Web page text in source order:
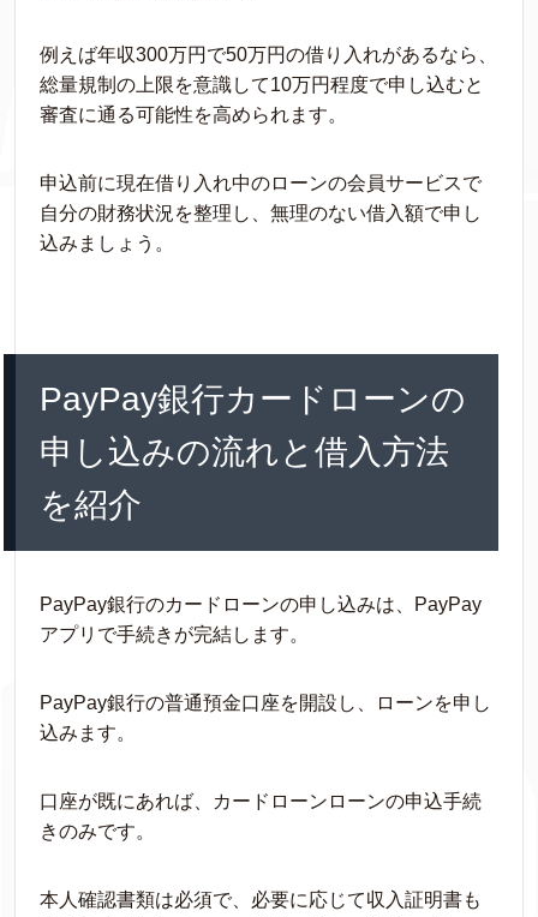
例えば年収300万円で50万円の借り入れがあるなら、
総量規制の上限を意識して10万円程度で申し込むと
審査に通る可能性を高められます。
申込前に現在借り入れ中のローンの会員サービスで
自分の財務状況を整理し、無理のない借入額で申し
込みましょう。
PayPay銀行カードローンの
申し込みの流れと借入方法
を紹介
PayPay銀行のカードローンの申し込みは、PayPay
アプリで手続きが完結します。
PayPay銀行の普通預金口座を開設し、ローンを申し
込みます。
口座が既にあれば、カードローンローンの申込手続
きのみです。
本人確認書類は必須で、必要に応じて収入証明書も